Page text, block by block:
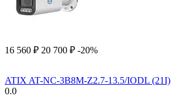
16 560 ₽ 20 700 ₽ -20%
ATIX AT-NC-3B8M-Z2.7-13.5/IODL (21I)
0.0